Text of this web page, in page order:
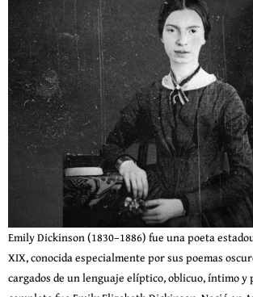
Emily Dickinson (1830–1886) fue una poeta
XIX, conocida especialmente por sus poemas
cargados de un lenguaje elíptico, oblicuo, íntimo y